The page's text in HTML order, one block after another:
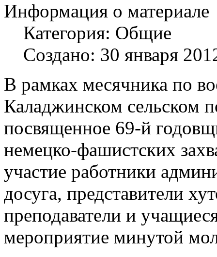
Информация о материале
Категория: Общие
Создано: 30 января
В рамках месячника по
Каладжинском сельском
посвященное 69-й
немецко-фашистских
участие работники
досуга, представители
преподаватели и
мероприятие минутой